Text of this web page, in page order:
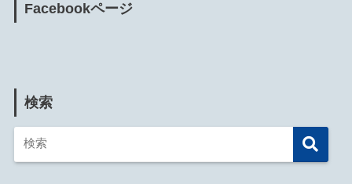
Facebookページ
検索